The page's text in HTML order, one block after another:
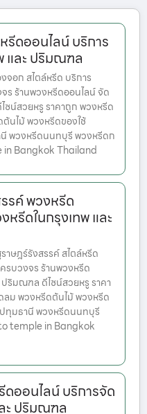
ดออนไลน์ บริการ
และ ปริมณฑล
อก สไตล์หรีด บริการ
ร ร้านพวงหรีดออนไลน์ จัด
ซน์สวยหรู ราคาถูก พวงหรีด
นไม้ พวงหรีดของใช้
พวงหรีดนนทบุรี พวงหรีดก
Bangkok Thailand
รค์ พวงหรีด
รีดในกรุงเทพ และ
ษฎร์รังสรรค์ สไตล์หรีด
รบวงจร ร้านพวงหรีด
ริมณฑล ดีไซน์สวยหรู ราคา
ม พวงหรีดต้นไม้ พวงหรีด
ทุมธานี พวงหรีดนนทบุรี
temple in Bangkok
ออนไลน์ บริการจัด
ะ ปริมณฑล